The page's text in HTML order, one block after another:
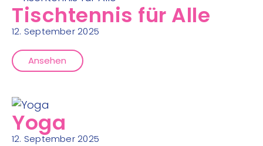
Tischtennis für Alle
12. September 2025
Ansehen
Yoga
12. September 2025